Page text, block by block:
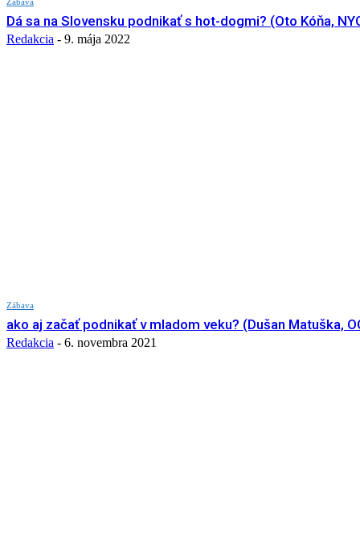
Dá sa na Slovensku podnikať s hot-dogmi? (Oto Kóňa,
Redakcia - 9. mája 2022
Zábava
ako aj začať podnikať v mladom veku? (Dušan Matuška,
Redakcia - 6. novembra 2021